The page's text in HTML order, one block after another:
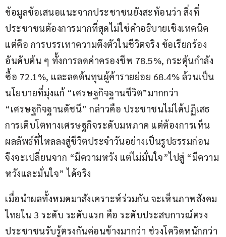
ข้อมูลข้อเสนอแนะจากประชาชนยังสะท้อนว่า สิ่งที่
ประชาชนต้องการมากที่สุดไม่ใช่คำอธิบายเชิงเทคนิค
แต่คือ การบรรเทาความตึงตัวในชีวิตจริง ข้อเรียกร้อง
อันดับต้น ๆ ทั้งการลดค่าครองชีพ 78.5%, กระตุ้นกำลัง
ซื้อ 72.1%, และลดต้นทุนผู้ค้ารายย่อย 68.4% ล้วนเป็น
นโยบายที่มุ่งแก้ “เศรษฐกิจฐานชีวิต”มากกว่า
“เศรษฐกิจฐานดัชนี” กล่าวคือ ประชาชนไม่ได้ปฏิเสธ
การเติบโตทางเศรษฐกิจระดับมหภาค แต่ต้องการเห็น
ผลลัพธ์ที่ไหลลงสู่ชีวิตประจำวันอย่างเป็นรูปธรรมก่อน
จึงจะเปลี่ยนจาก “มีความหวัง แต่ไม่มั่นใจ”ไปสู่ “มีความ
หวังและมั่นใจ” ได้จริง
เมื่อนำผลทั้งหมดมาสังเคราะห์ร่วมกัน จะเห็นภาพสังคม
ไทยใน 3 ระดับ ระดับแรก คือ ระดับประสบการณ์ตรง
ประชาชนรับรู้ตรงกันค่อนข้างมากว่า ช่วงโควิดหนักกว่า